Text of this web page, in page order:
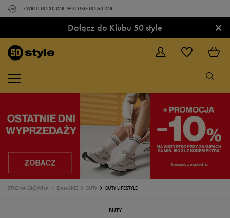
ZWROT DO 30 DNI. W KLUBIE DO 60 DNI.
Dołącz do Klubu 50 style ×
STRONA GŁÓWNA DAMSKIE BUTY BUTY LIFESTYLE
BUTY